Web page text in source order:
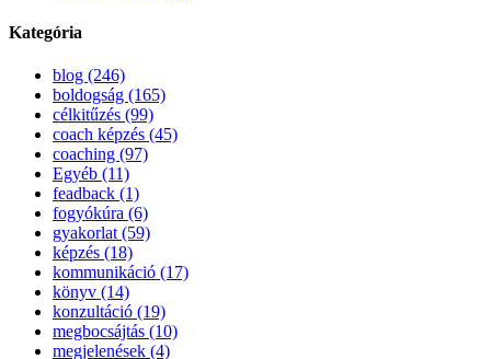
Kategória
blog (246)
boldogság (165)
célkitűzés (99)
coach képzés (45)
coaching (97)
Egyéb (11)
feadback (1)
fogyókúra (6)
gyakorlat (59)
képzés (18)
kommunikáció (17)
könyv (14)
konzultáció (19)
megbocsájtás (10)
megjelenések (4)